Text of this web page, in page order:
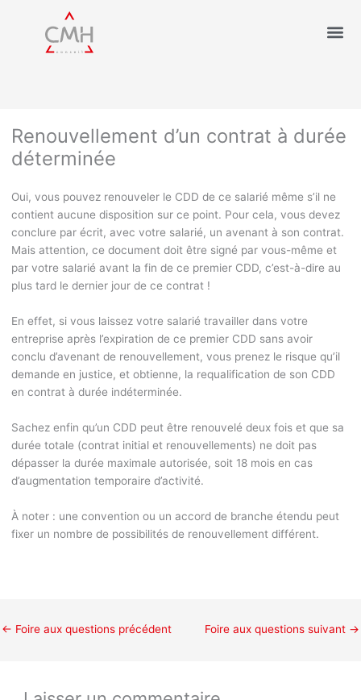
Renouvellement d’un contrat à durée
déterminée
Oui, vous pouvez renouveler le CDD de ce salarié même s’il ne
contient aucune disposition sur ce point. Pour cela, vous devez
conclure par écrit, avec votre salarié, un avenant à son contrat.
Mais attention, ce document doit être signé par vous-même et
par votre salarié avant la fin de ce premier CDD, c’est-à-dire au
plus tard le dernier jour de ce contrat !
En effet, si vous laissez votre salarié travailler dans votre
entreprise après l’expiration de ce premier CDD sans avoir
conclu d’avenant de renouvellement, vous prenez le risque qu’il
demande en justice, et obtienne, la requalification de son CDD
en contrat à durée indéterminée.
Sachez enfin qu’un CDD peut être renouvelé deux fois et que sa
durée totale (contrat initial et renouvellements) ne doit pas
dépasser la durée maximale autorisée, soit 18 mois en cas
d’augmentation temporaire d’activité.
À noter : une convention ou un accord de branche étendu peut
fixer un nombre de possibilités de renouvellement différent.
← Foire aux questions précédent Foire aux questions suivant →